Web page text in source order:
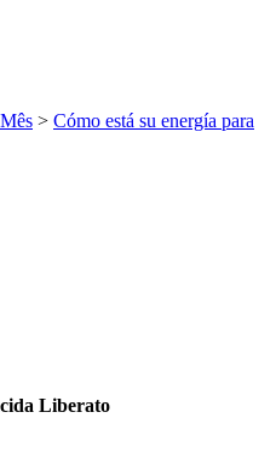
> Cómo está su energía para
Liberato